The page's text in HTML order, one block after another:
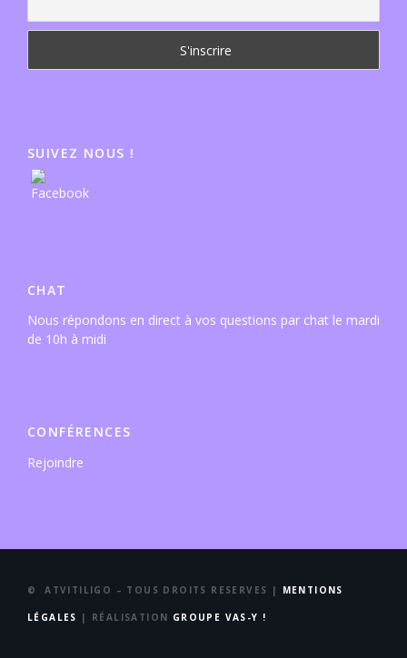
SUIVEZ NOUS !
CHAT
Nous répondons en direct à vos questions par chat le mardi
de 10h à midi
CONFÉRENCES
Rejoindre
© ATVITILIGO – TOUS DROITS RESERVES | MENTIONS
LÉGALES | RÉALISATION GROUPE VAS-Y !